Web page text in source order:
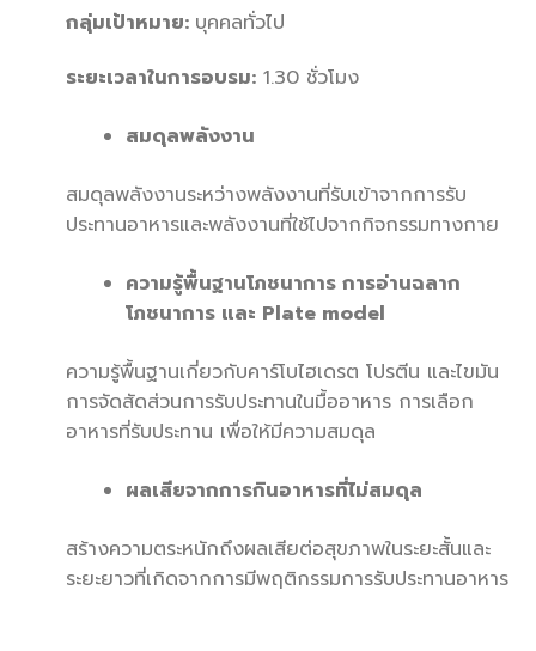
กลุ่มเป้าหมาย: บุคคลทั่วไป
ระยะเวลาในการอบรม: 1.30 ชั่วโมง
สมดุลพลังงาน
สมดุลพลังงานระหว่างพลังงานที่รับเข้าจากการรับ
ประทานอาหารและพลังงานที่ใช้ไปจากกิจกรรมทางกาย
ความรู้พื้นฐานโภชนาการ การอ่านฉลาก
โภชนาการ และ Plate model
ความรู้พื้นฐานเกี่ยวกับคาร์โบไฮเดรต โปรตีน และไขมัน
การจัดสัดส่วนการรับประทานในมื้ออาหาร การเลือก
อาหารที่รับประทาน เพื่อให้มีความสมดุล
ผลเสียจากการกินอาหารที่ไม่สมดุล
สร้างความตระหนักถึงผลเสียต่อสุขภาพในระยะสั้นและ
ระยะยาวที่เกิดจากการมีพฤติกรรมการรับประทานอาหาร